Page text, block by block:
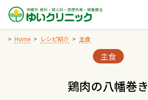
Skip
content
Home レシピ紹介 主食
Categories:
主食
鶏肉の八幡巻き